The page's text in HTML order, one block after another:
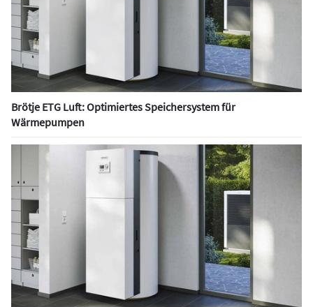
Brötje ETG Luft: Optimiertes Speichersystem für
Wärmepumpen